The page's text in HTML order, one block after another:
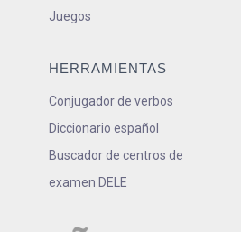
Juegos
HERRAMIENTAS
Conjugador de verbos
Diccionario español
Buscador de centros de
examen DELE